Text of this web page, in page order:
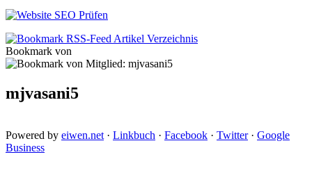
Bookmark von
mjvasani5
Powered by eiwen.net · Linkbuch · Facebook · Twitter· Google
Business